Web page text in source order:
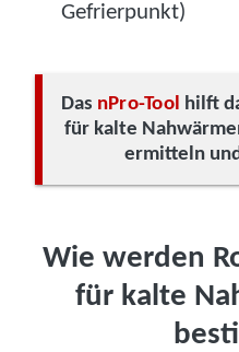
Gefrierpunkt)
Das nPro-Tool hilft
für kalte
ermitteln
Wie werden
für kalte